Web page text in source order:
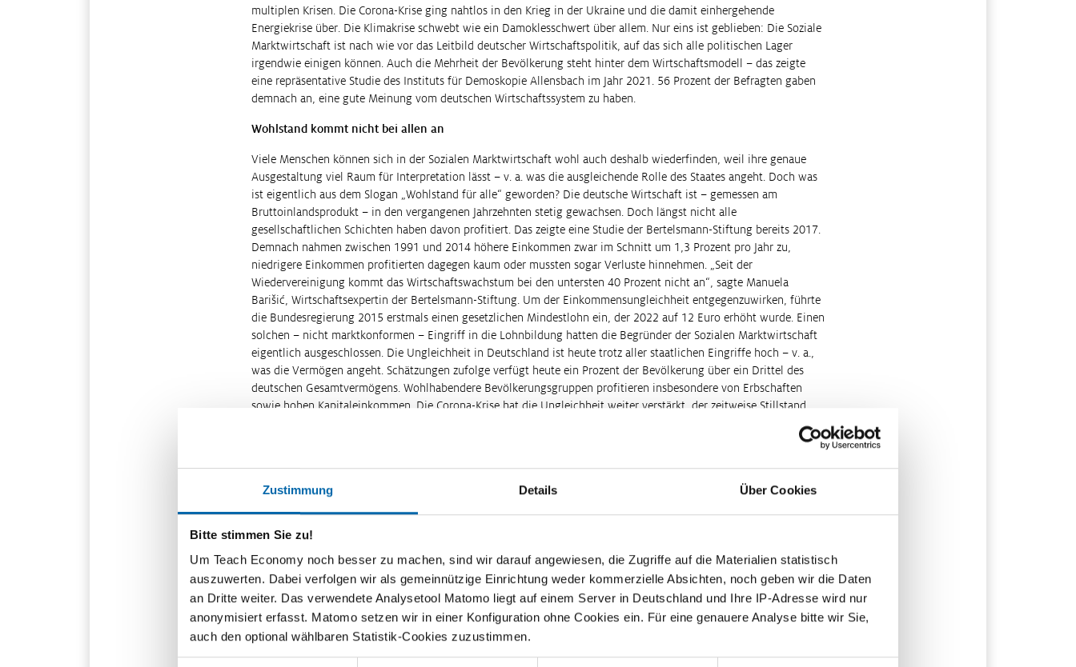
Zustimmung Details Über Cookies
Bitte stimmen Sie zu!
Um Teach Economy noch besser zu machen, sind wir darauf angewiesen, die Zugriffe auf die Materialien statistisch
auszuwerten. Dabei verfolgen wir als gemeinnützige Einrichtung weder kommerzielle Absichten, noch geben wir die Daten
an Dritte weiter. Das verwendete Analysetool Matomo liegt auf einem Server in Deutschland und Ihre IP-Adresse wird nur
anonymisiert erfasst. Matomo setzen wir in einer Konfiguration ohne Cookies ein. Für eine genauere Analyse bitte wir Sie,
auch den optional wählbaren Statistik-Cookies zuzustimmen.
multiplen Krisen. Die Corona-Krise ging nahtlos in den Krieg in der Ukraine und die damit einhergehende
Energiekrise über. Die Klimakrise schwebt wie ein Damoklesschwert über allem. Nur eins ist geblieben: Die Soziale
Marktwirtschaft ist nach wie vor das Leitbild deutscher Wirtschaftspolitik, auf das sich alle politischen Lager
irgendwie einigen können. Auch die Mehrheit der Bevölkerung steht hinter dem Wirtschaftsmodell – das zeigte
eine repräsentative Studie des Instituts für Demoskopie Allensbach im Jahr 2021. 56 Prozent der Befragten gaben
demnach an, eine gute Meinung vom deutschen Wirtschaftssystem zu haben.
Wohlstand kommt nicht bei allen an
Viele Menschen können sich in der Sozialen Marktwirtschaft wohl auch deshalb wiederfinden, weil ihre genaue
Ausgestaltung viel Raum für Interpretation lässt – v. a. was die ausgleichende Rolle des Staates angeht. Doch was
ist eigentlich aus dem Slogan „Wohlstand für alle“ geworden? Die deutsche Wirtschaft ist – gemessen am
Bruttoinlandsprodukt – in den vergangenen Jahrzehnten stetig gewachsen. Doch längst nicht alle
gesellschaftlichen Schichten haben davon profitiert. Das zeigte eine Studie der Bertelsmann-Stiftung bereits 2017.
Demnach nahmen zwischen 1991 und 2014 höhere Einkommen zwar im Schnitt um 1,3 Prozent pro Jahr zu,
niedrigere Einkommen profitierten dagegen kaum oder mussten sogar Verluste hinnehmen. „Seit der
Wiedervereinigung kommt das Wirtschaftswachstum bei den untersten 40 Prozent nicht an“, sagte Manuela
Barišić, Wirtschaftsexpertin der Bertelsmann-Stiftung. Um der Einkommensungleichheit entgegenzuwirken, führte
die Bundesregierung 2015 erstmals einen gesetzlichen Mindestlohn ein, der 2022 auf 12 Euro erhöht wurde. Einen
solchen – nicht marktkonformen – Eingriff in die Lohnbildung hatten die Begründer der Sozialen Marktwirtschaft
eigentlich ausgeschlossen. Die Ungleichheit in Deutschland ist heute trotz aller staatlichen Eingriffe hoch – v. a.,
was die Vermögen angeht. Schätzungen zufolge verfügt heute ein Prozent der Bevölkerung über ein Drittel des
deutschen Gesamtvermögens. Wohlhabendere Bevölkerungsgruppen profitieren insbesondere von Erbschaften
sowie hohen Kapitaleinkommen. Die Corona-Krise hat die Ungleichheit weiter verstärkt, der zeitweise Stillstand
selbst mitverantwortlich: Der Wettbewerb. Die Globalisierung sorgte für zunehmenden Druck auf die Löhne, viele
Unternehmen verlagerten Jobs direkt ins Ausland, wo die Gehälter niedriger waren. Vom exportorientierten
Die Hartz-Reformen der Regierung Schröder kürzten zu Beginn des Jahrtausends zudem staatliche
Transferleistungen für Arbeitslose. Zusätzlich fallen heute viele geringqualifizierte Jobs der Automatisierung und
Digitalisierung der Produktion zum Opfer.
Zwanzig Jahre nach den Hartz-Reformen stellte die Bundesregierung im Jahr 2022 die Weichen für das sogenannte
Bürgergeld, den Nachfolger des Arbeitslosengeld II. Die Sozialreform trat im Januar in Kraft. Die Debatten um das
Bürgergeld zeigten, wie unterschiedlich die Soziale Marktwirtschaft ausgelegt werden kann. Die einen kritisierten
es als leistungslose Zahlung, das Anreize zum Arbeiten verringere. Der ehemalige hessische Ministerpräsident und